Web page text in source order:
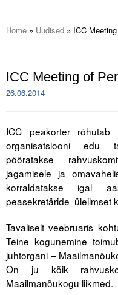
ICC Eesti liikmebaas
Astu ICC Eesti liikmeks!
ICC Eesti
Tegevused
Publikatsioonid
Arvamus
Viidad
ICC WBO
ICC komisjonid
Home » Uudised » ICC
ICC Meeting of
26.06.2014
ICC peakorter rõhutab
organisatsiooni edu
pööratakse
jagamisele ja
korraldatakse igal
peasekretäride üleilmset
Tavaliselt veebruaris
Teine kogunemine
juhtorgani –
On ju kõik
Maailmanõukogu liikmed.